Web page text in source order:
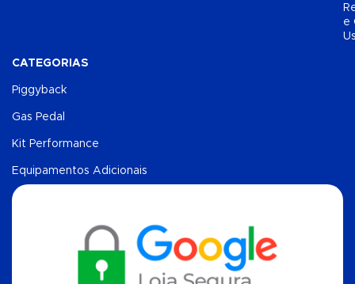
e
CATEGORIAS
Piggyback
Gas Pedal
Kit Performance
Equipamentos Adicionais